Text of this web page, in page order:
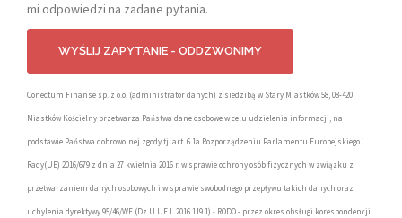
mi odpowiedzi na zadane pytania.
Conectum Finanse sp. z o.o. (administrator danych) z siedzibą w Stary Miastków 58, 08-420
Miastków Kościelny przetwarza Państwa dane osobowe w celu udzielenia informacji, na
podstawie Państwa dobrowolnej zgody tj. art. 6.1a Rozporządzeniu Parlamentu Europejskiego i
Rady(UE) 2016/679 z dnia 27 kwietnia 2016 r. w sprawie ochrony osób fizycznych w związku z
przetwarzaniem danych osobowych i w sprawie swobodnego przepływu takich danych oraz
uchylenia dyrektywy 95/46/WE (Dz.U.UE.L.2016.119.1) - RODO - przez okres obsługi korespondencji.